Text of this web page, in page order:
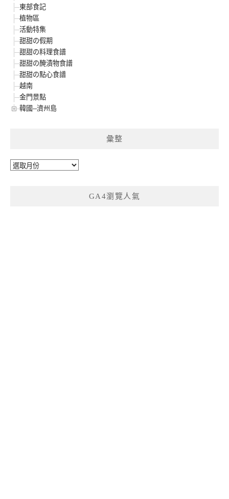
東部食記
植物區
活動特集
甜甜の假期
甜甜の料理食譜
甜甜の醃漬物食譜
甜甜の點心食譜
越南
金門景點
韓國--濟州島
彙整
彙
GA4瀏覽人氣